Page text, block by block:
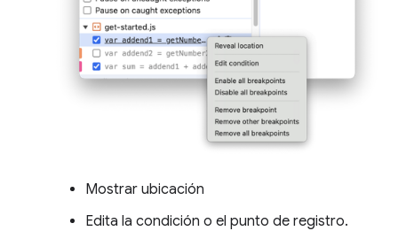
Mostrar ubicación
Edita la condición o el punto de registro.